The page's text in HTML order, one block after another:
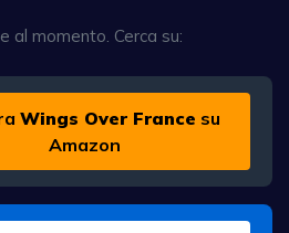
al momento. Cerca su:
Wings Over France su
Amazon